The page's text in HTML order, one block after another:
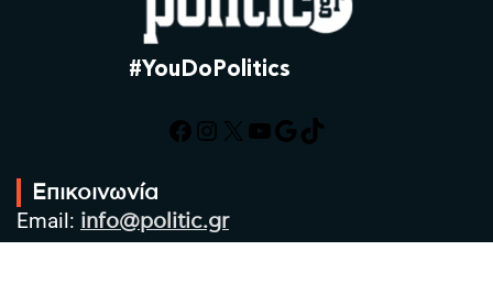
#YouDoPolitics
Facebook
Instagram
X YouTube
Google
TikTok
Επικοινωνία
Email: info@politic.gr
Τηλ: